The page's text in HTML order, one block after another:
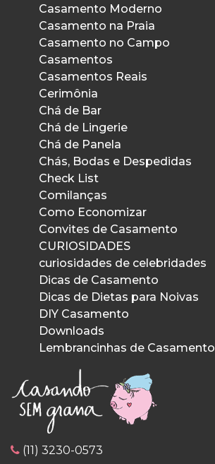
Casamento Moderno
Casamento na Praia
Casamento no Campo
Casamentos
Casamentos Reais
Cerimônia
Chá de Bar
Chá de Lingerie
Chá de Panela
Chás, Bodas e Despedidas
Check List
Comilanças
Como Economizar
Convites de Casamento
CURIOSIDADES
curiosidades de celebridades
Dicas de Casamento
Dicas de Dietas para Noivas
DIY Casamento
Downloads
Lembrancinhas de Casamento
(11) 3230-0573